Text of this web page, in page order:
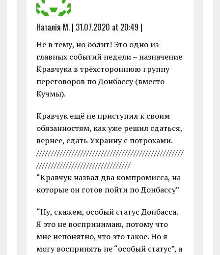
Наталія М. | 31.07.2020 at 20:49 |
Не в тему, но болит! Это одно из
главных событий недели – назначение
Кравчука в трёхстороннюю группу
переговоров по Донбассу (вместо
Кучмы).
Кравчук ещё не приступил к своим
обязанностям, как уже решил сдаться,
вернее, сдать Украину с потрохами.
//////////////////////////////////////////////////
////////////////////////////////
“Кравчук назвал два компромисса, на
которые он готов пойти по Донбассу”
“Ну, скажем, особый статус Донбасса.
Я это не воспринимаю, потому что
мне непонятно, что это такое. Но я
могу воспринять не “особый статус”, а